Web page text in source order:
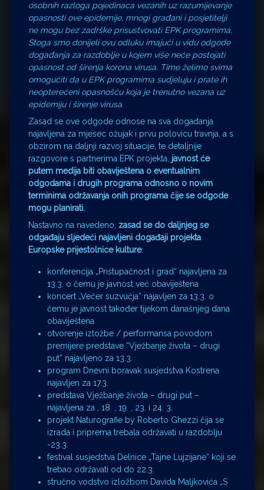
osobnih razloga pojedinaca vezanih uz razumijevanje
opasnosti ove epidemije, mnogi građani i posjetitelji
ne mogu bez zadrške prisustvovati EPK programima.
Stoga smo donijeli ovu odluku imajući u vidu odgode
događanja za razdoblje u kojem više neće postojati
opasnost od širenja korona virusa. Time želimo svima
omogućiti da u EPK programima sudjeluju i prate ih
neopterećeni opasnošću koja je trenutno vezana uz
epidemiju i širenje virusa.
Zasad se ove odgode odnose na sva događanja
najavljena za mjesec ožujak i prvu polovicu travnja, a s
obzirom na daljnji razvoj situacije, te detaljnije
razgovore s partnerima EPK projekta, javnost će
putem medija biti obaviještena o eventualnim
odgodama i drugih programa odnosno o novim
terminima održavanja onih programa čije se odgode
mogu planirati.
Nastavno na navedeno, zasad se do daljnjeg se
odgađaju sljedeći najavljeni događaji projekta
Europske prijestolnice kulture:
konferencija „Pristupačnost i grad“ najavljena za
13.3. o čemu je javnost već obaviještena
koncert „Večer suzvučja“ najavljen za 13.3. o
čemu je javnost također tijekom današnjeg dana
obaviještena
otvorenje izložbe / performansa povodom
premijere predstave “Vježbanje života – drugi
put” najavljeno za 13.3.
program Dnevni boravak susjedstva Kostrena
najavljen za 17.3.
predstava Vježbanje života – drugi put –
najavljena za , 18. , 19. , 23. i 24. 3.
projekt Naturografie by Roberto Ghezzi čija se
izrada i priprema trebala održavati u razdoblju
-23.3.
festival susjedstva Delnice „Tajne Lujzijane“ koji se
trebao održavati od do 22.3.
stručno vodstvo izložbom Davida Maljkovića „S